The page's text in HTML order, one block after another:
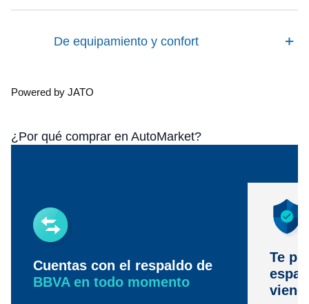
De equipamiento y confort
Powered by JATO
¿Por qué comprar en AutoMarket?
Cuentas con el respaldo de
BBVA en todo momento
Te